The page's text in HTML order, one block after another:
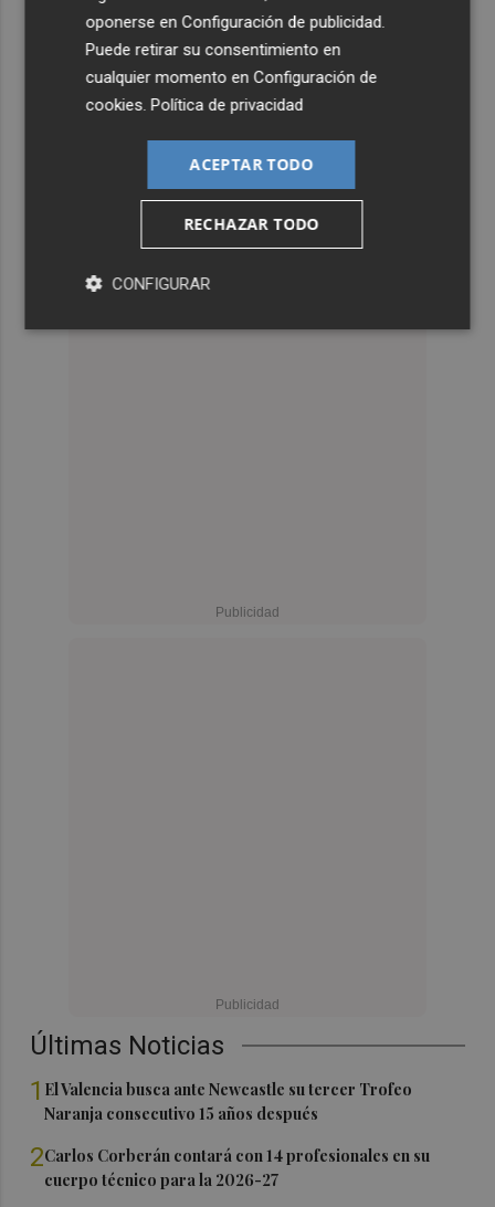
Últimas Noticias
1 El Valencia busca ante Newcastle su tercer Trofeo
Naranja consecutivo 15 años después
2Carlos Corberán contará con 14 profesionales en su
cuerpo técnico para la 2026-27
oponerse enConfiguración de publicidad
Puede retirar su consentimiento en
cualquier momento enConfiguración de
cookies .Política de privacidad
ACEPTAR TODO
RECHAZAR TODO
CONFIGURAR